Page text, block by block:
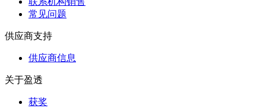
常见问题
供应商支持
供应商信息
关于盈透
获奖